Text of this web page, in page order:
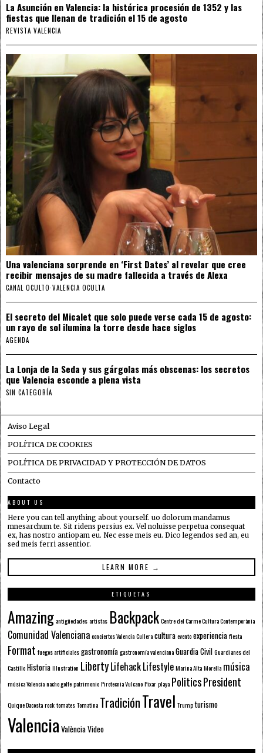
La Asunción en Valencia: la histórica procesión de 1352 y las
fiestas que llenan de tradición el 15 de agosto
REVISTA VALENCIA
Una valenciana sorprende en ‘First Dates’ al revelar que cree
recibir mensajes de su madre fallecida a través de Alexa
CANAL OCULTO·VALENCIA OCULTA
El secreto del Micalet que solo puede verse cada 15 de agosto:
un rayo de sol ilumina la torre desde hace siglos
AGENDA
La Lonja de la Seda y sus gárgolas más obscenas: los secretos
que Valencia esconde a plena vista
SIN CATEGORÍA
Aviso Legal
POLÍTICA DE COOKIES
POLÍTICA DE PRIVACIDAD Y PROTECCIÓN DE DATOS
Contacto
ABOUT US
Here you can tell anything about yourself. uo dolorum mandamus
mnesarchum te. Sit ridens persius ex. Vel noluisse perpetua consequat
ex, has nostro antiopam eu. Nec esse meis eu. Dico legendos sed an, eu
sed meis ferri assentior.
LEARN MORE →
ETIQUETAS
Amazing antigüedades artistas Backpack Centre del Carme Cultura Contemporània
Comunidad Valenciana conciertos Valencia Cullera cultura evento experiencia fiesta
Format fuegos artificiales gastronomía gastronomía valenciana Guardia Civil Guardianes del
Castillo Historia Illustration LibertyLifehackLifestyle Marina Alta Morella música
música Valencia nacho golfe patrimonio Pirotecnia Vulcano Pixar playa PoliticsPresident
Quique Dacosta rock tomates Tomatina TradiciónTravel Trump turismo
Valencia ValènciaVideo